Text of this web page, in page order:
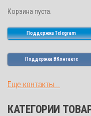
Корзина пуста.
Поддержка Telegram
Поддержка ВКонтакте
Еще контакты...
КАТЕГОРИИ